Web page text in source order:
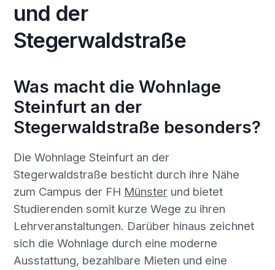
und der
Stegerwaldstraße
Was macht die Wohnlage
Steinfurt an der
Stegerwaldstraße besonders?
Die Wohnlage Steinfurt an der
Stegerwaldstraße besticht durch ihre Nähe
zum Campus der FH Münsterund bietet
Studierenden somit kurze Wege zu ihren
Lehrveranstaltungen. Darüber hinaus zeichnet
sich die Wohnlage durch eine moderne
Ausstattung, bezahlbare Mieten und eine